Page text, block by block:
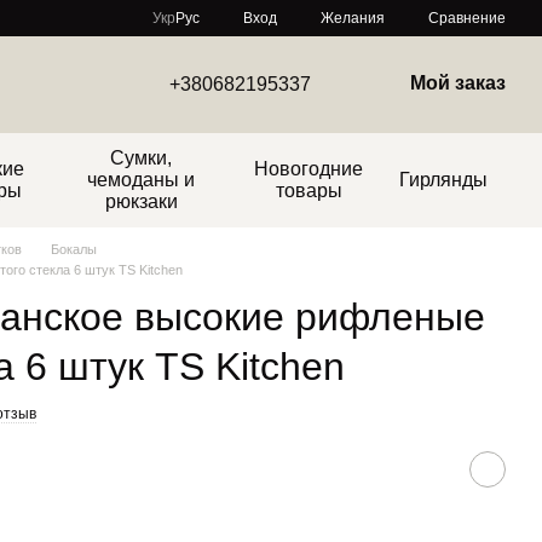
Укр Рус Вход Желания Сравнение
+380682195337 Мой заказ
Сумки,
чемоданы и
рюкзаки
Новогодние
товары
Гирлянды
Бокалы
стекла 6 штук TS Kitchen
высокие рифленые
6 штук TS Kitchen